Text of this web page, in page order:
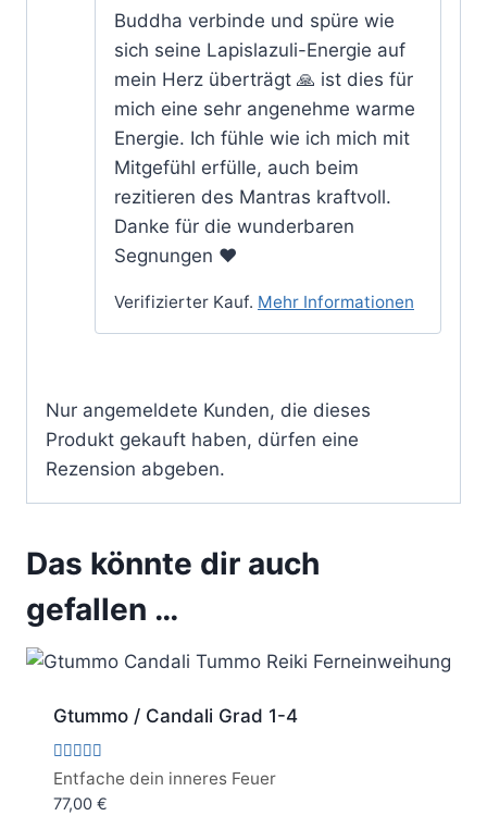
Buddha verbinde und spüre wie
sich seine Lapislazuli-Energie auf
mein Herz überträgt 🙏 ist dies für
mich eine sehr angenehme warme
Energie. Ich fühle wie ich mich mit
Mitgefühl erfülle, auch beim
rezitieren des Mantras kraftvoll.
Danke für die wunderbaren
Segnungen ❤️
Verifizierter Kauf. Mehr Informationen
Nur angemeldete Kunden, die dieses
Produkt gekauft haben, dürfen eine
Rezension abgeben.
Das könnte dir auch
gefallen …
Gtummo / Candali Grad 1-4
Bewertet
mit
5.00
Entfache dein inneres Feuer
77,00 €